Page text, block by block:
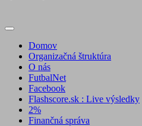
Primary
Domov
Organizačná štruktúra
O nás
FutbalNet
Facebook
Flashscore.sk : Live výsledky
2%
Finančná správa